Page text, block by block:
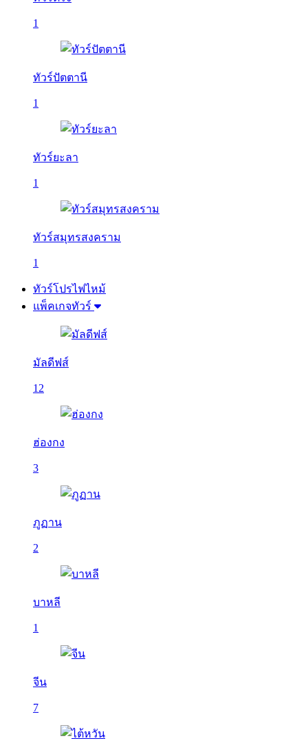
1
ทัวร์ปัตตานี
1
ทัวร์ยะลา
1
ทัวร์สมุทรสงคราม
1
ทัวร์โปรไฟไหม้
แพ็คเกจทัวร์
มัลดีฟส์
12
ฮ่องกง
3
ภูฏาน
2
บาหลี
1
จีน
7